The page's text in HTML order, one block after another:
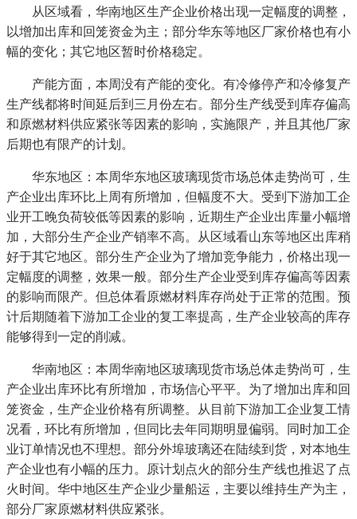
从区域看，华南地区生产企业价格出现一定幅度的调整，
以增加出库和回笼资金为主；部分华东等地区厂家价格也有小
幅的变化；其它地区暂时价格稳定。
产能方面，本周没有产能的变化。有冷修停产和冷修复产
生产线都将时间延后到三月份左右。部分生产线受到库存偏高
和原燃材料供应紧张等因素的影响，实施限产，并且其他厂家
后期也有限产的计划。
华东地区：本周华东地区玻璃现货市场总体走势尚可，生
产企业出库环比上周有所增加，但幅度不大。受到下游加工企
业开工晚负荷较低等因素的影响，近期生产企业出库量小幅增
加，大部分生产企业产销率不高。从区域看山东等地区出库稍
好于其它地区。部分生产企业为了增加竞争能力，价格出现一
定幅度的调整，效果一般。部分生产企业受到库存偏高等因素
的影响而限产。但总体看原燃材料库存尚处于正常的范围。预
计后期随着下游加工企业的复工率提高，生产企业较高的库存
能够得到一定的削减。
华南地区：本周华南地区玻璃现货市场总体走势尚可，生
产企业出库环比有所增加，市场信心平平。为了增加出库和回
笼资金，生产企业价格有所调整。从目前下游加工企业复工情
况看，环比有所增加，但同比去年同期明显偏弱。同时加工企
业订单情况也不理想。部分外埠玻璃还在陆续到货，对本地生
产企业也有小幅的压力。原计划点火的部分生产线也推迟了点
火时间。华中地区生产企业少量船运，主要以维持生产为主，
部分厂家原燃材料供应紧张。